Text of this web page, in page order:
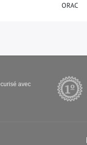
ORAC
avec